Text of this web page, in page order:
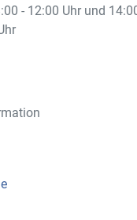
- 12:00 Uhr und